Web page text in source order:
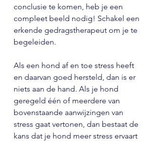
conclusie te komen, heb je een
compleet beeld nodig! Schakel een
erkende gedragstherapeut om je te
begeleiden.
Als een hond af en toe stress heeft
en daarvan goed hersteld, dan is er
niets aan de hand. Als je hond
geregeld één of meerdere van
bovenstaande aanwijzingen van
stress gaat vertonen, dan bestaat de
kans dat je hond meer stress ervaart